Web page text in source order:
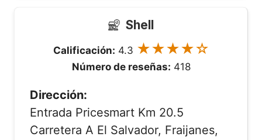
Shell
Calificación: 4.3 ★★★★☆
Número de reseñas: 418
Dirección:
Entrada Pricesmart Km 20.5
Carretera A El Salvador, Fraijanes,